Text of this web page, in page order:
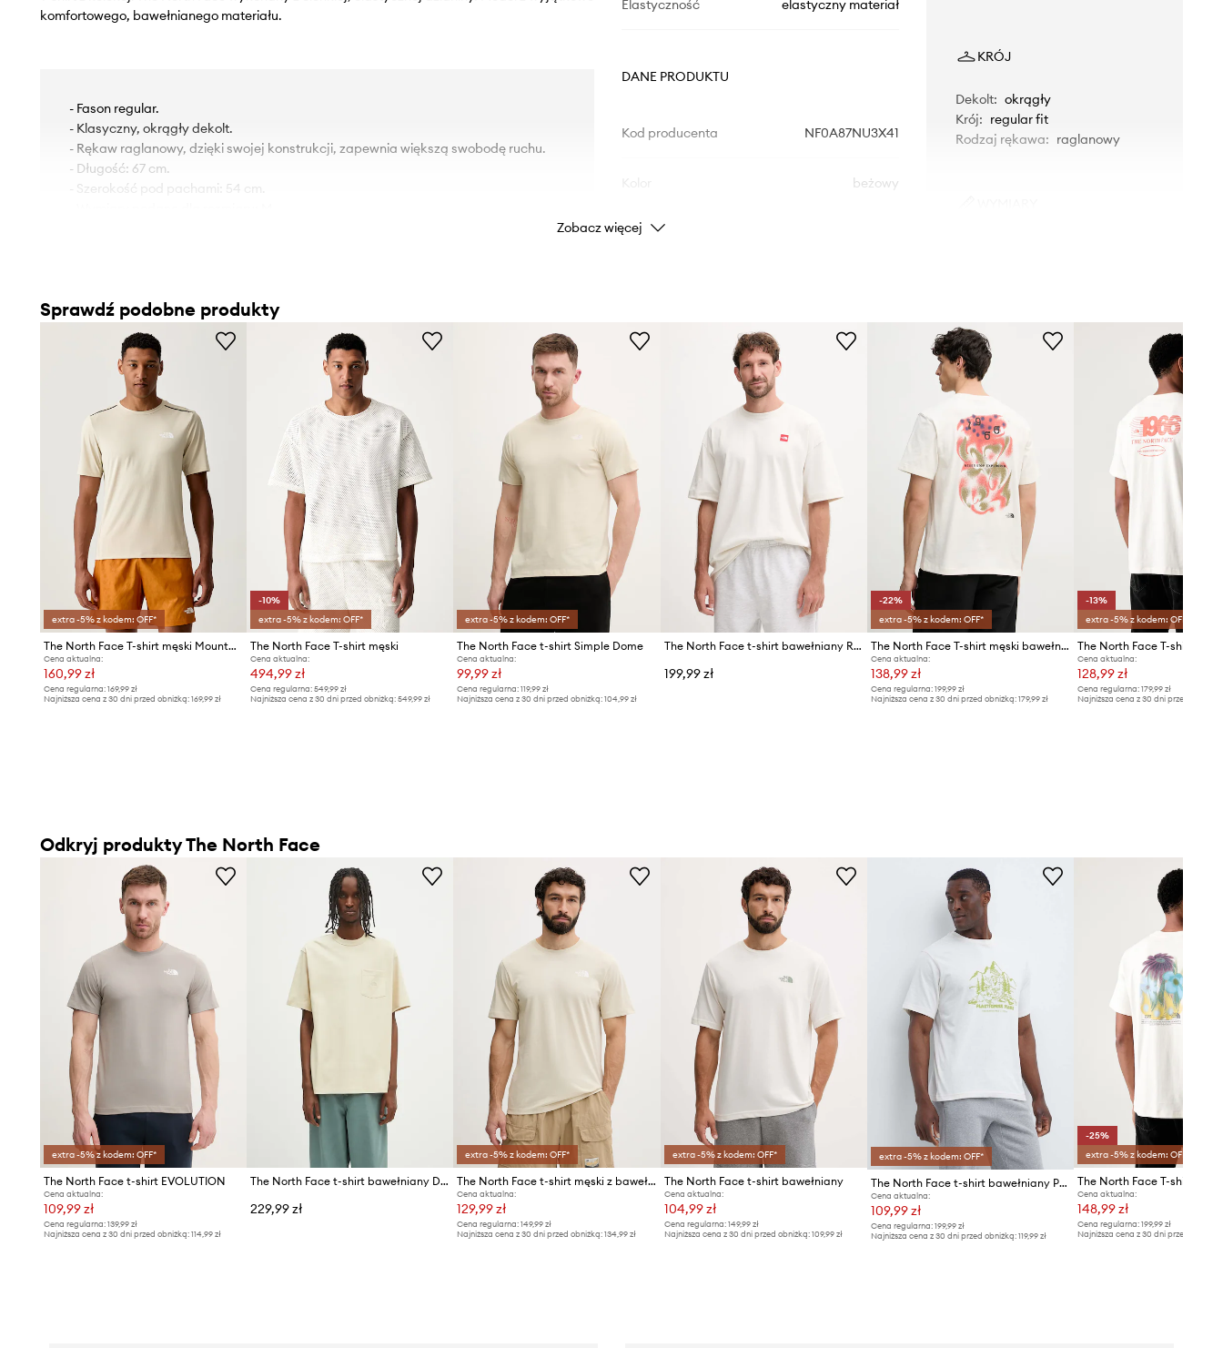
komfortowego, bawełnianego materiału.
- Fason regular.
- Klasyczny, okrągły dekolt.
- Rękaw raglanowy, dzięki swojej konstrukcji, zapewnia większą swobodę ruchu.
- Długość: 67 cm.
- Szerokość pod pachami: 54 cm.
Elastyczność elastyczny materiał
DANE PRODUKTU
Kod producenta NF0A87NU3X41
beżowy
Marka
KRÓJ
Dekolt: okrągły
Krój: regular fit
Rodzaj rękawa: raglanowy
Zalecamy wybór rozmiaru, jaki nosisz
zazwyczaj.
Tabela rozmiarów
Zobacz więcej
Sprawdź podobne produkty
extra -5% z kodem: OFF*
The North Face T-shirt męski Mountain Athletics Tape
Cena aktualna:
160,99 zł
Cena regularna: 169,99 zł
Najniższa cena z 30 dni przed obniżką: 169,99 zł
-10%
extra -5% z kodem: OFF*
The North Face T-shirt męski
Cena aktualna:
494,99 zł
Cena regularna:549,99 zł
Najniższa cena z 30 dni przed obniżką:549,99 zł
extra -5% z kodem: OFF*
The North Face t-shirt Simple Dome
Cena aktualna:
99,99 zł
Cena regularna: 119,99 zł
Najniższa cena z 30 dni przed obniżką: 104,99 zł
The North Face t-shirt bawełniany Redbox
199,99 zł
-22%
extra -5% z kodem: OFF*
The North Face T-shirt męski bawełniany 1966 MOTION
Cena aktualna:
138,99 zł
Cena regularna:199,99 zł
Najniższa cena z 30 dni przed obniżką:179,99 zł
-13%
extra -5% z kodem: OFF*
Cena aktualna:
128,99 zł
Cena regularna: 179,99 zł
Najniższa cena z 30 dni przed obniżką:
Odkryj produkty The North Face
extra -5% z kodem: OFF*
The North Face t-shirt EVOLUTION
Cena aktualna:
109,99 zł
Cena regularna: 139,99 zł
Najniższa cena z 30 dni przed obniżką: 114,99 zł
The North Face t-shirt bawełniany Dome Relaxed Pocket
229,99 zł
extra -5% z kodem: OFF*
The North Face t-shirt męski z bawełną CELEBRATION
Cena aktualna:
129,99 zł
Cena regularna: 149,99 zł
Najniższa cena z 30 dni przed obniżką: 134,99 zł
extra -5% z kodem: OFF*
The North Face t-shirt bawełniany
Cena aktualna:
104,99 zł
Cena regularna: 149,99 zł
Najniższa cena z 30 dni przed obniżką: 109,99 zł
extra -5% z kodem: OFF*
The North Face t-shirt bawełniany Patron Plasticfree Peaks
Cena aktualna:
109,99 zł
Cena regularna:199,99 zł
Najniższa cena z 30 dni przed obniżką:119,99 zł
-25%
extra -5% z kodem: OFF*
Cena aktualna:
148,99 zł
Cena regularna: 199,99 zł
Najniższa cena z 30 dni przed obniżką: